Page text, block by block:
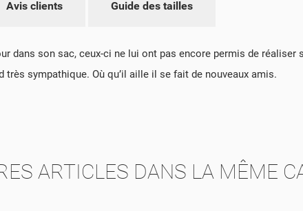
Avis clients Guide des tailles
dans son sac, ceux-ci ne lui ont pas encore permis de
sympathique. Où qu’il aille il se fait de nouveaux amis.
ARTICLES DANS LA MÊME
LISTES D'ENVIES
add_circle_outline CRÉER UNE NOUVELLE